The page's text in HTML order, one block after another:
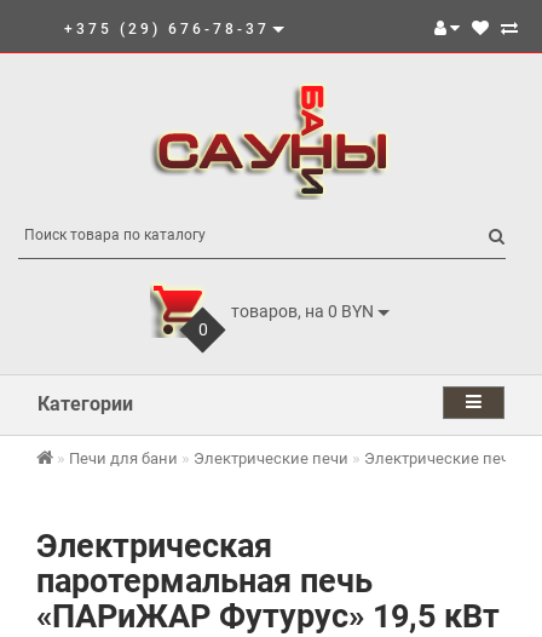
+375 (29) 676-78-37
0
товаров, на 0 BYN
Категории
Печи для бани Электрические печи Электрические печи
Электрическая
паротермальная печь
«ПАРиЖАР Футурус» 19,5 кВт